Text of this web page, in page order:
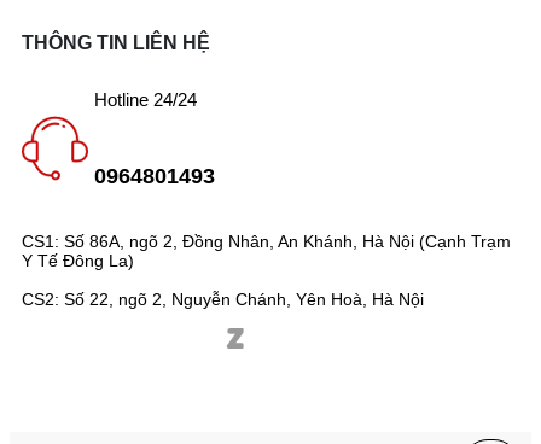
CS1: Số 86A, ngõ 2, Đồng Nhân, An Khánh, Hà Nội (Cạnh Trạm
Y Tế Đông La)
CS2: Số 22, ngõ 2, Nguyễn Chánh, Yên Hoà, Hà Nội
THÔNG TIN LIÊN HỆ
Hotline 24/24
0964801493